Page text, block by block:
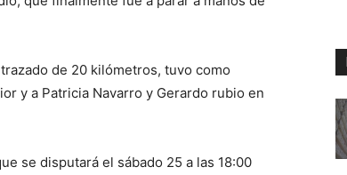
de 20 kilómetros, tuvo como
y a Patricia Navarro y Gerardo rubio en
se disputará el sábado 25 a las 18:00